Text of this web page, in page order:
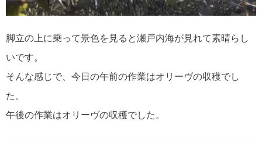
脚立の上に乗って景色を見ると瀬戸内海が見れて素晴らし
いです。
そんな感じで、今日の午前の作業はオリーヴの収穫でし
た。
午後の作業はオリーヴの収穫でした。